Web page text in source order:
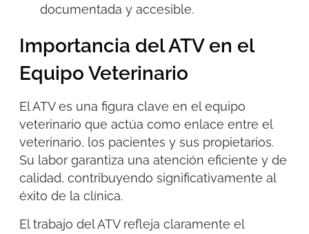
documentada y accesible.
Importancia del ATV en el
Equipo Veterinario
El ATV es una figura clave en el equipo
veterinario que actúa como enlace entre el
veterinario, los pacientes y sus propietarios.
Su labor garantiza una atención eficiente y de
calidad, contribuyendo significativamente al
éxito de la clínica.
El trabajo del ATV refleja claramente el